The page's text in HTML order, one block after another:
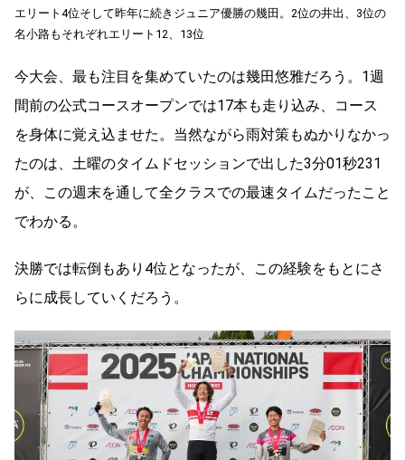
エリート4位そして昨年に続きジュニア優勝の幾田。2位の井出、3位の
名小路もそれぞれエリート12、13位
今大会、最も注目を集めていたのは幾田悠雅だろう。1週
間前の公式コースオープンでは17本も走り込み、コース
を身体に覚え込ませた。当然ながら雨対策もぬかりなかっ
たのは、土曜のタイムドセッションで出した3分01秒231
が、この週末を通して全クラスでの最速タイムだったこと
でわかる。
決勝では転倒もあり4位となったが、この経験をもとにさ
らに成長していくだろう。